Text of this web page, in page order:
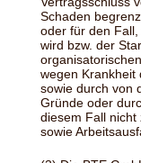
Schaden
oder für den
wird bzw. der
wegen Krankheit
sowie durch von
Gründe oder
diesem Fall nicht
sowie